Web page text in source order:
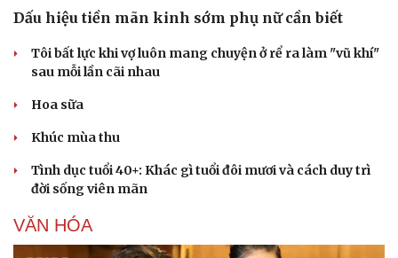
Dấu hiệu tiền mãn kinh sớm phụ nữ cần biết
Tôi bất lực khi vợ luôn mang chuyện ở rể ra làm "vũ khí"
sau mỗi lần cãi nhau
Hoa sữa
Khúc mùa thu
Tình dục tuổi 40+: Khác gì tuổi đôi mươi và cách duy trì
đời sống viên mãn
VĂN HÓA